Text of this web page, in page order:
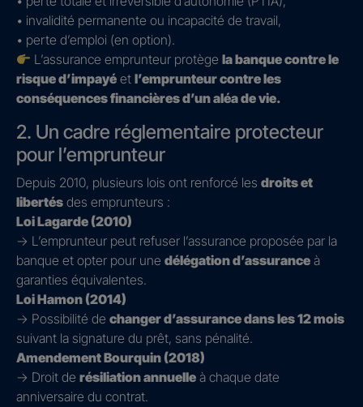
• invalidité permanente ou incapacité de travail,
• perte d’emploi (en option).
L’assurance emprunteur protègela banque contre le
risque d’impayé et l’emprunteur contre les
conséquences financières d’un aléa de vie.
2. Un cadre réglementaire protecteur
pour l’emprunteur
Depuis 2010, plusieurs lois ont renforcé les droits et
libertés des emprunteurs :
Loi Lagarde (2010)
→ L’emprunteur peut refuser l’assurance proposée par la
banque et opter pour une délégation d’assurance à
garanties équivalentes.
Loi Hamon (2014)
→ Possibilité de changer d’assurance dans les 12 mois
suivant la signature du prêt, sans pénalité.
Amendement Bourquin (2018)
→ Droit de résiliation annuelle à chaque date
anniversaire du contrat.